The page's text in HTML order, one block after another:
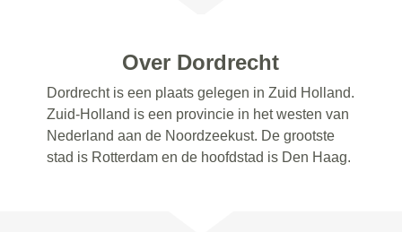
Over Dordrecht
Dordrecht is een plaats gelegen in Zuid Holland.
Zuid-Holland is een provincie in het westen van
Nederland aan de Noordzeekust. De grootste
stad is Rotterdam en de hoofdstad is Den Haag.